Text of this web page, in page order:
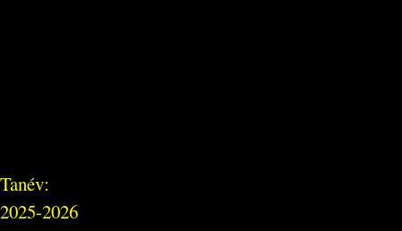
Tanév:
2025-2026